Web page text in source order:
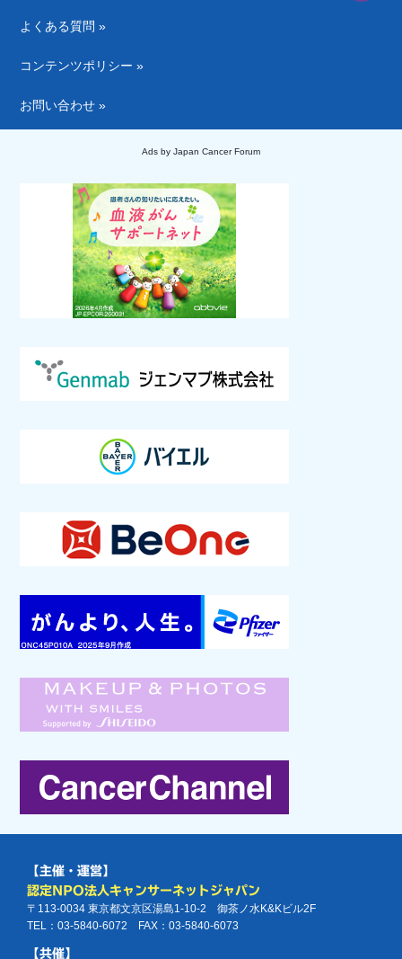
よくある質問 »
コンテンツポリシー »
お問い合わせ »
Ads by Japan Cancer Forum
【主催・運営】
認定NPO法人キャンサーネットジャパン
〒113-0034 東京都文京区湯島1-10-2 御茶ノ水K&Kビル2F
TEL：03-5840-6072 FAX：03-5840-6073
【共催】